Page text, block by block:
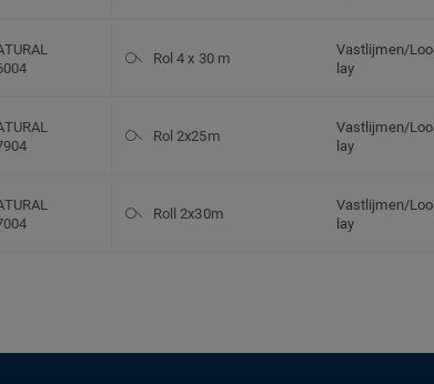
Rol 4 x 30 m
Vastlijmen/
lay
Rol 2x25m
Vastlijmen/
lay
Roll 2x30m
Vastlijmen/
lay